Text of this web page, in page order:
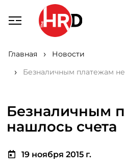
Главная
Новости
Безналичным платежам
Безналичным
нашлось счета
19 ноября 2015 г.